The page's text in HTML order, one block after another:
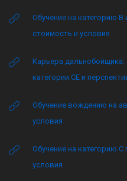
Обучение на категорию B
стоимость и условия
Карьера
категории CE и
Обучение вождению на
условия
Обучение на категорию C
условия